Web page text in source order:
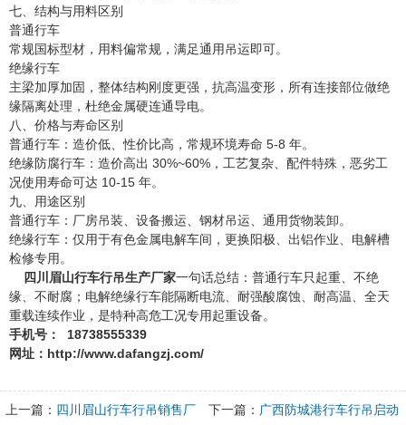
七、结构与用料区别
普通行车
常规国标型材，用料偏常规，满足通用吊运即可。
绝缘行车
主梁加厚加固，整体结构刚度更强，抗高温变形，所有连接部位做绝
缘隔离处理，杜绝金属硬连通导电。
八、价格与寿命区别
普通行车：造价低、性价比高，常规环境寿命 5-8 年。
绝缘防腐行车：造价高出 30%~60%，工艺复杂、配件特殊，恶劣工
况使用寿命可达 10-15 年。
九、用途区别
普通行车：厂房吊装、设备搬运、钢材吊运、通用货物装卸。
绝缘行车：仅用于有色金属电解车间，更换阳极、出铝作业、电解槽
检修专用。
四川眉山行车行吊生产厂家一句话总结：普通行车只起重、不绝
缘、不耐腐；电解绝缘行车能隔断电流、耐强酸腐蚀、耐高温、全天
重载连续作业，是特种高危工况专用起重设备。
手机号： 18738555339
网址：http://www.dafangzj.com/
上一篇： 四川眉山行车行吊销售厂 下一篇： 广西防城港行车行吊启动